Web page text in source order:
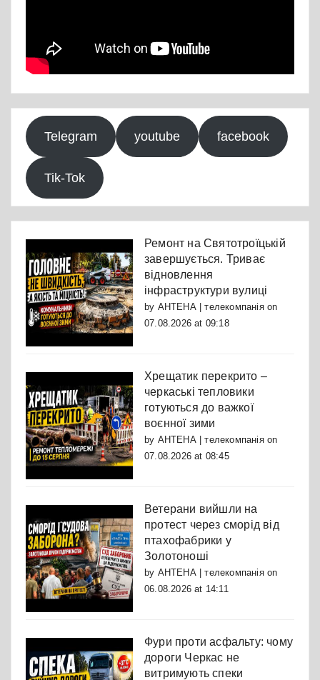
Telegram youtube facebook
Tik-Tok
Ремонт на Святотроїцькій
завершується. Триває
відновлення
інфраструктури вулиці
by АНТЕНА | телекомпаніяon
07.08.2026 at 09:18
Хрещатик перекрито –
черкаські тепловики
готуються до важкої
воєнної зими
by АНТЕНА | телекомпаніяon
07.08.2026 at 08:45
Ветерани вийшли на
протест через сморід від
птахофабрики у
Золотоноші
by АНТЕНА | телекомпаніяon
06.08.2026 at 14:11
Фури проти асфальту: чому
дороги Черкас не
витримують спеки